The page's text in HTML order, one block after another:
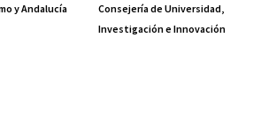
y Andalucía
Consejería de Universidad,
Investigación e Innovación